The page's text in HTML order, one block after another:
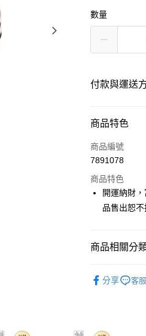
數量
付款與運送
付款方式
信用卡一次付款
Google Pay
海外國際空運
商品特色
商品編號
7891078
商品特色
開運納財
品售出恕
商品相關分
分享
客服